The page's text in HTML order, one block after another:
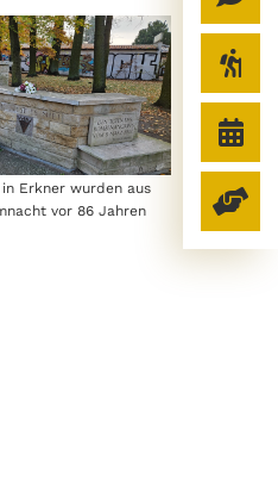
Erkner wurden aus
vor 86 Jahren